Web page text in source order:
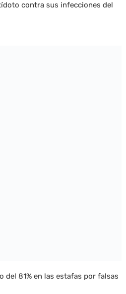
contra sus infecciones del
del 81% en las estafas por falsas